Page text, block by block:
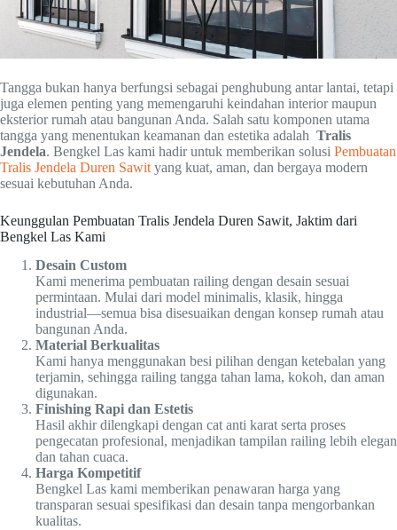
Tangga bukan hanya berfungsi sebagai penghubung antar lantai, tetapi
juga elemen penting yang memengaruhi keindahan interior maupun
eksterior rumah atau bangunan Anda. Salah satu komponen utama
tangga yang menentukan keamanan dan estetika adalah Tralis
Jendela. Bengkel Las kami hadir untuk memberikan solusi Pembuatan
Tralis Jendela Duren Sawit yang kuat, aman, dan bergaya modern
sesuai kebutuhan Anda.
Keunggulan Pembuatan Tralis Jendela Duren Sawit, Jaktim dari
Bengkel Las Kami
Desain Custom
Kami menerima pembuatan railing dengan desain sesuai
permintaan. Mulai dari model minimalis, klasik, hingga
industrial—semua bisa disesuaikan dengan konsep rumah atau
bangunan Anda.
Material Berkualitas
Kami hanya menggunakan besi pilihan dengan ketebalan yang
terjamin, sehingga railing tangga tahan lama, kokoh, dan aman
digunakan.
Finishing Rapi dan Estetis
Hasil akhir dilengkapi dengan cat anti karat serta proses
pengecatan profesional, menjadikan tampilan railing lebih elegan
dan tahan cuaca.
Harga Kompetitif
Bengkel Las kami memberikan penawaran harga yang
transparan sesuai spesifikasi dan desain tanpa mengorbankan
kualitas.